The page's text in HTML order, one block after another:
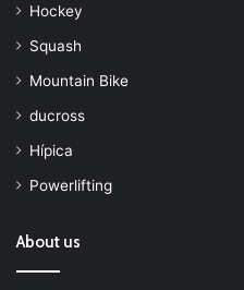
Hockey
Squash
Mountain Bike
ducross
Hípica
Powerlifting
About us